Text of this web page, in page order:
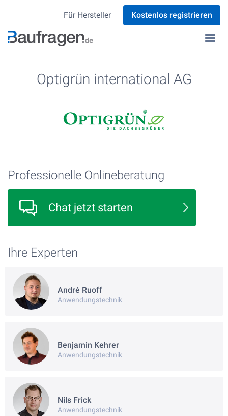
Für Hersteller Kostenlos registrieren
Optigrün international AG
Professionelle Onlineberatung
Chat jetzt starten
Ihre Experten
André Ruoff
Anwendungstechnik
Benjamin Kehrer
Anwendungstechnik
Nils Frick
Anwendungstechnik